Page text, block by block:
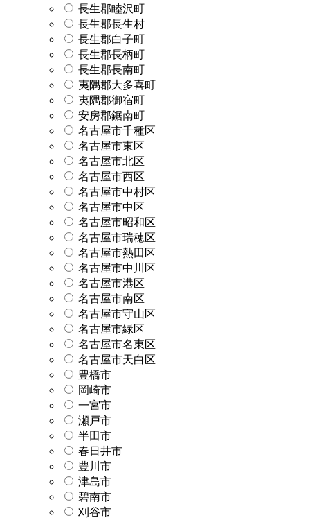
長生郡睦沢町
長生郡長生村
長生郡白子町
長生郡長柄町
長生郡長南町
夷隅郡大多喜町
夷隅郡御宿町
安房郡鋸南町
名古屋市千種区
名古屋市東区
名古屋市北区
名古屋市西区
名古屋市中村区
名古屋市中区
名古屋市昭和区
名古屋市瑞穂区
名古屋市熱田区
名古屋市中川区
名古屋市港区
名古屋市南区
名古屋市守山区
名古屋市緑区
名古屋市名東区
名古屋市天白区
豊橋市
岡崎市
一宮市
瀬戸市
半田市
春日井市
豊川市
津島市
碧南市
刈谷市